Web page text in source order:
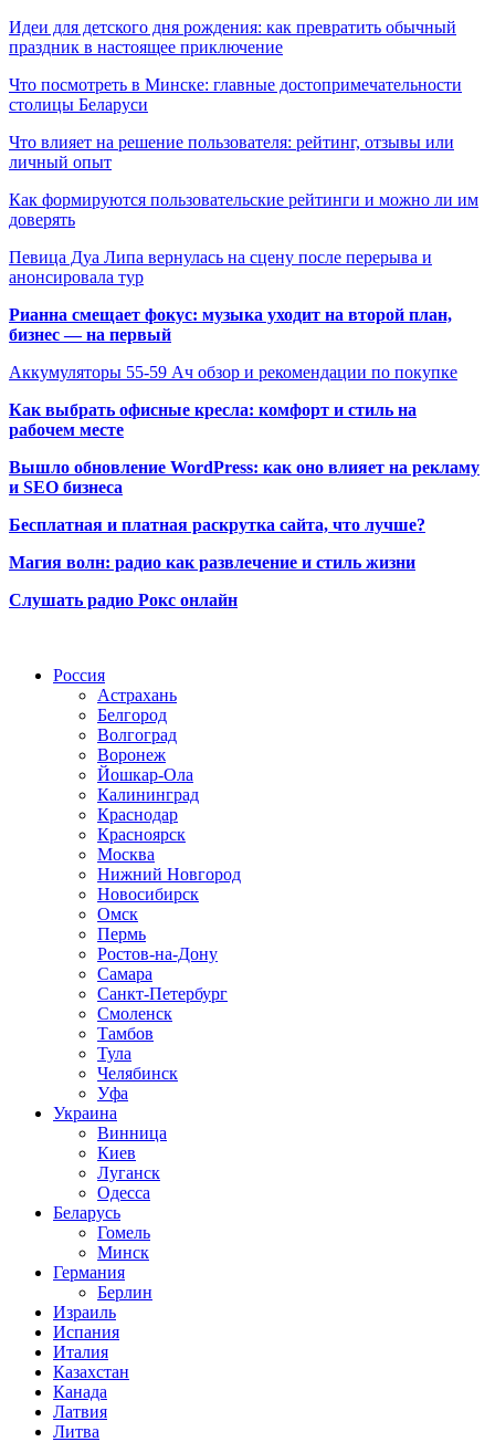
Идеи для детского дня рождения: как превратить обычный
праздник в настоящее приключение
Что посмотреть в Минске: главные достопримечательности
столицы Беларуси
Что влияет на решение пользователя: рейтинг, отзывы или
личный опыт
Как формируются пользовательские рейтинги и можно ли им
доверять
Певица Дуа Липа вернулась на сцену после перерыва и
анонсировала тур
Рианна смещает фокус: музыка уходит на второй план,
бизнес — на первый
Аккумуляторы 55-59 Ач обзор и рекомендации по покупке
Как выбрать офисные кресла: комфорт и стиль на
рабочем месте
Вышло обновление WordPress: как оно влияет на рекламу
и SEO бизнеса
Бесплатная и платная раскрутка сайта, что лучше?
Магия волн: радио как развлечение и стиль жизни
Слушать радио Рокс онлайн
Россия
Астрахань
Белгород
Волгоград
Воронеж
Йошкар-Ола
Калининград
Краснодар
Красноярск
Москва
Нижний Новгород
Новосибирск
Омск
Пермь
Ростов-на-Дону
Самара
Санкт-Петербург
Смоленск
Тамбов
Тула
Челябинск
Уфа
Украина
Винница
Киев
Луганск
Одесса
Беларусь
Гомель
Минск
Германия
Берлин
Израиль
Испания
Италия
Казахстан
Канада
Латвия
Литва